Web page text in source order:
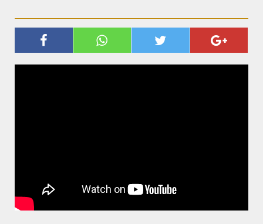
TRANSGENDER ONLINE - MEIN
NEUES GESCHLECHT